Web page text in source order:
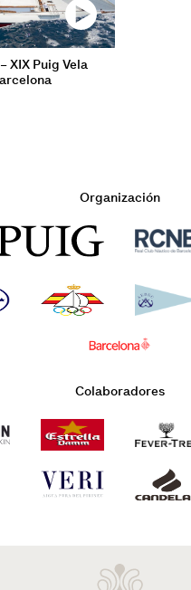
XIX Puig Vela
Organización
Colaboradores